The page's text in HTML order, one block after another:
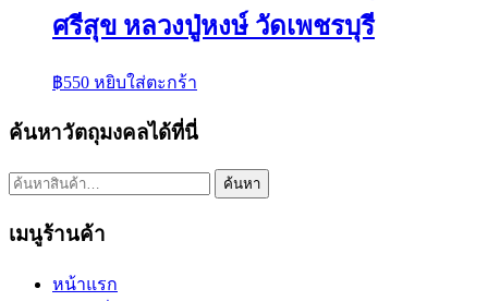
ศรีสุข หลวงปู่หงษ์ วัดเพชรบุรี
฿550 หยิบใส่ตะกร้า
ค้นหาวัตถุมงคลได้ที่นี่
ค้นหา: ค้นหา
เมนูร้านค้า
หน้าแรก